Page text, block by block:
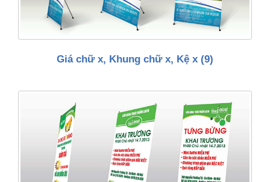
Giá chữ x, Khung chữ x, Kệ x (9)